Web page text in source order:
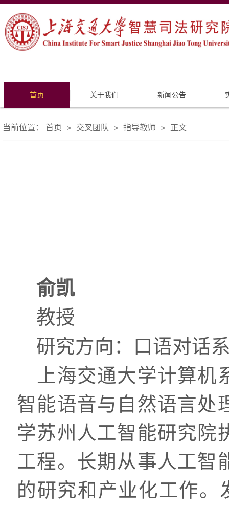
首页 关于我们 新闻公告
当前位置： 首页 > 交叉团队 > 指导教师 > 正文
俞凯
教授
研究方向：口语对话
上海交通大学计算机
智能语音与自然语言处
学苏州人工智能研究院
工程。长期从事人工智
的研究和产业化工作。